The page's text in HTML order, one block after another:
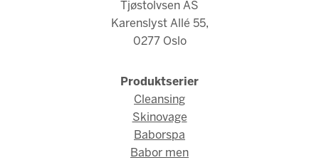
Tjøstolvsen AS
Karenslyst Allé 55,
0277 Oslo
Produktserier
Cleansing
Skinovage
Baborspa
Babor men